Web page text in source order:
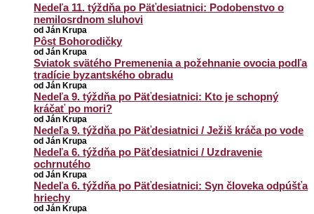
Nedeľa 11. týždňa po Päťdesiatnici: Podobenstvo o
nemilosrdnom sluhovi
od Ján Krupa
Pôst Bohorodičky
od Ján Krupa
Sviatok svätého Premenenia a požehnanie ovocia podľa
tradície byzantského obradu
od Ján Krupa
Nedeľa 9. týždňa po Päťdesiatnici: Kto je schopný
kráčať po mori?
od Ján Krupa
Nedeľa 9. týždňa po Päťdesiatnici / Ježiš kráča po vode
od Ján Krupa
Nedeľa 6. týždňa po Päťdesiatnici / Uzdravenie
ochrnutého
od Ján Krupa
Nedeľa 6. týždňa po Päťdesiatnici: Syn človeka odpúšťa
hriechy
od Ján Krupa